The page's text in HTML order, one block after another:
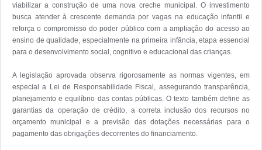
viabilizar a construção de uma nova creche municipal. O investimento
busca atender à crescente demanda por vagas na educação infantil e
reforça o compromisso do poder público com a ampliação do acesso ao
ensino de qualidade, especialmente na primeira infância, etapa essencial
para o desenvolvimento social, cognitivo e educacional das crianças.
A legislação aprovada observa rigorosamente as normas vigentes, em
especial a Lei de Responsabilidade Fiscal, assegurando transparência,
planejamento e equilíbrio das contas públicas. O texto também define as
garantias da operação de crédito, a correta inclusão dos recursos no
orçamento municipal e a previsão das dotações necessárias para o
pagamento das obrigações decorrentes do financiamento.